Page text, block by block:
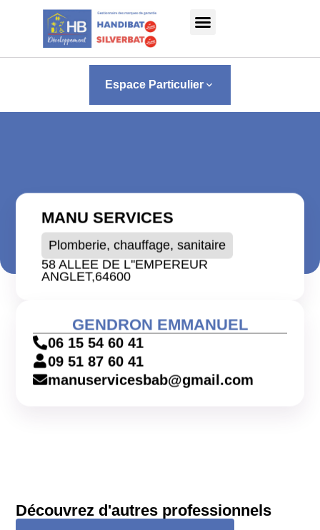
Panneau de gestion des cookies
Espace Particulier keyboard_arrow_down
MANU SERVICES
Plomberie, chauffage, sanitaire
58 ALLEE DE L''EMPEREUR
ANGLET,64600
GENDRON EMMANUEL
06 15 54 60 41
09 51 87 60 41
manuservicesbab@gmail.com
Découvrez d'autres professionnels